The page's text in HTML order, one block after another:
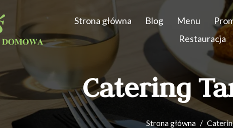
Strona główna Blog Menu
Restauracja
Catering
Strona główna